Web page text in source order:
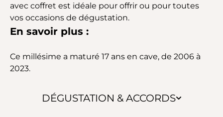
DÉGUSTATION & ACCORDS
avec coffret est idéale pour offrir ou pour toutes
vos occasions de dégustation.
En savoir plus :
Ce millésime a maturé 17 ans en cave, de 2006 à
2023.